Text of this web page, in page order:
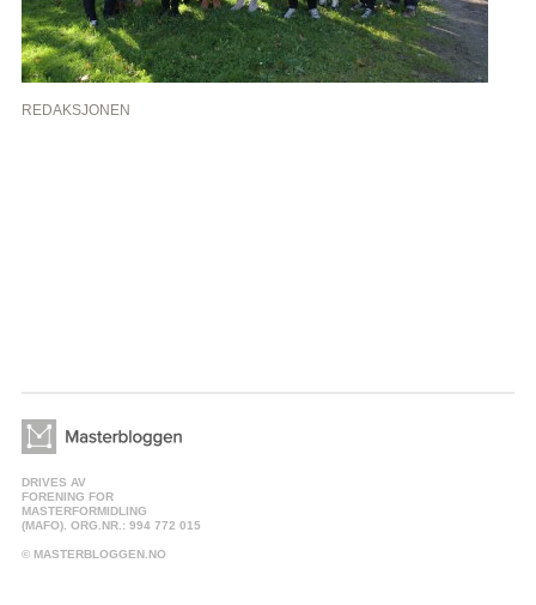
REDAKSJONEN
DRIVES AV
FORENING FOR
MASTERFORMIDLING
(MAFO). ORG.NR.: 994 772 015
© MASTERBLOGGEN.NO